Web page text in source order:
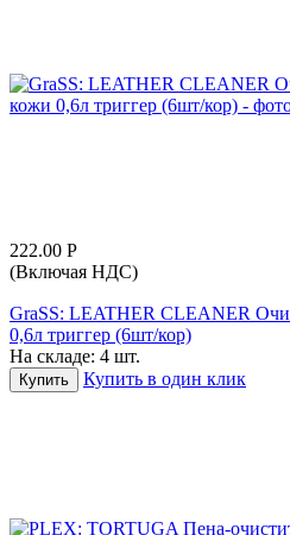
222.00 Р
(Включая НДС)
GraSS: LEATHER CLEANER
0,6л триггер (6шт/кор)
На складе: 4 шт.
Купить Купить в один клик